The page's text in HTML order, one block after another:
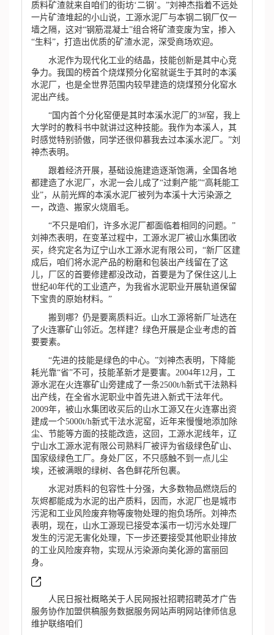
质料矿渣就来自咱们的街坊‘二钢’。”刘神杰指着不远处
一片矿渣堆起的小山说，工源水泥厂与本钢二钢厂仅一
墙之隔，这对“钢筋混凝土”组合将矿渣变废为宝，掺入
“生料”，打造出优质的矿渣水泥，深受商场欢迎。
水泥作为现代化工业的结晶，技能创新是其中心竞
争力。我国的榜首个烧煤预分化窑就诞生于其时的本溪
水泥厂，也是全世界范围内较早建造的烧煤预分化窑水
泥出产线。
“国内首个分化窑便是其时本溪水泥厂的3#窑，我上
大学时的教科书中就讲过这种技能。我作为本溪人，其
时感觉特别骄傲，同学还很仰慕我去过本溪水泥厂。”刘
神杰表明。
跟着经济开展，基础设施建造逐渐饱满，全国各地
都建造了水泥厂，水泥一会儿成了“过剩产能”“高耗能工
业”，从前光辉的本溪水泥厂被列为本溪十大污染源之
一，改造、搬家火烧眉毛。
“不只是咱们，许多水泥厂都面临着相同的问题。”
刘神杰表明，在变革过程中，工源水泥厂被山水集团收
买，终究定名为辽宁山水工源水泥有限公司，“新厂区建
成后，咱们将水泥产品的粉磨和包装出产线留在了这
儿，厂区的首要修建都没改动，首要是为了保住这儿上
世纪40年代的工业遗产，为我省水泥职业开展轨道保留
下宝贵的原始材料。”
搬到哪？仍是要离质料近。山水工源将新厂址选在
了火连寨矿山邻近。怎样建？绿色开展是企业考虑的首
要要素。
“先进的技能是绿色的中心。”刘神杰表明，下降能
耗光靠“省”不可，技能革新才是要害。2004年12月，工
源水泥在火连寨矿山旁建成了一条2500t/h新式干法熟料
出产线，在全省水泥职业中首先进入新式干法年代。
2009年，被山水集团收买后的山水工源又在火连寨出资
建成一个5000t/h新式干法水泥窑，近年来慢慢地添加除
尘、节能等方面的技能改造，这回，工源水泥线年，辽
宁山水工源水泥有限公司熟料厂被评为省级绿色矿山、
国家级绿色工厂。身处厂区，不只感触不到一点儿尘
埃，还被满眼的绿树、各色鲜花所包裹。
水泥对质料的包容性十分强，大多数物品燃烧后的
灰烬都能成为水泥的出产质料，因而，水泥厂也是城市
污泥和工业风险废弃物等废物处理的抱负场所。刘神杰
表明，现在，山水工源现已接受本溪市一切污水处理厂
发生的污泥无害化处理，下一步还要接受其他职业排放
的工业风险废弃物，实现从污染源向美化源的富丽回
身。
人民日报社概略关于人民网报社招聘招聘英才广告
服务协作加盟供稿服务数据服务网站声明网站律师信息
维护联络咱们